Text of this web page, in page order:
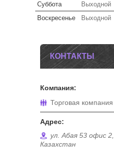
Суббота
Выходной
Воскресенье
Выходной
КОНТАКТЫ
Торговая
ул. Абая 53 офис
Казахстан